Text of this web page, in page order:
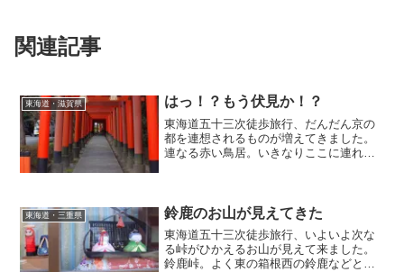
関連記事
東海道・滋賀県 はっ！？もう伏見か！？
東海道五十三次徒歩旅行、だんだん京の
都を連想されるものが増えてきました。
連なる赤い鳥居。いきなりここに連れて
も変わってきました。
東海道・三重県 鈴鹿のお山が見えてきた
東海道五十三次徒歩旅行、いよいよ次な
る峠がひかえるお山が見えて来ました。
鈴鹿峠。よく東の箱根西の鈴鹿などと言